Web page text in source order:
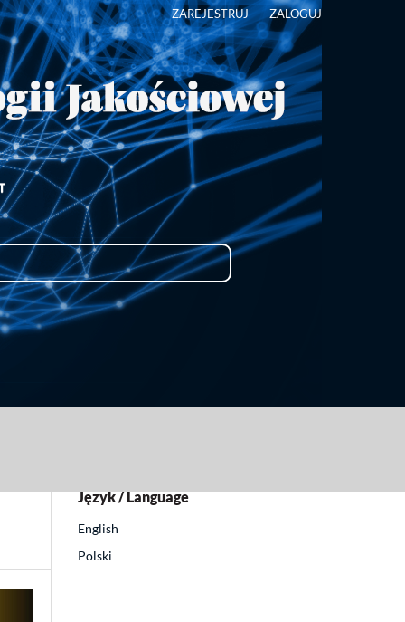
ZAREJESTRUJ ZALOGUJ
Język / Language
English
Polski